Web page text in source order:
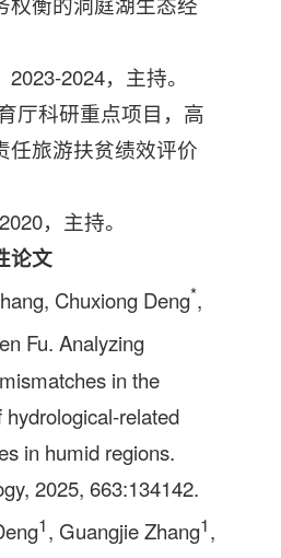
2024，主持。
厅科研重点项目，高
任旅游扶贫绩效评价
，主持。
论文
Chuxiong Deng*,
Fu. Analyzing
in the
related
in humid regions.
2025, 663:134142.
1, Guangjie Zhang1,